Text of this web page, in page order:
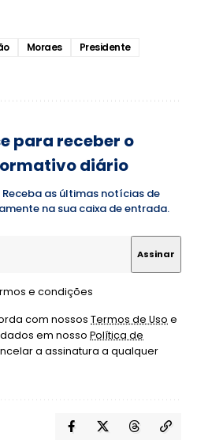
Moraes
Presidente
para receber o
diário
as últimas notícias de
na sua caixa de entrada.
e condições
com nossos Termos de Uso e
em nosso Política de
a assinatura a qualquer